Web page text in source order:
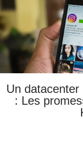
Un
: Les